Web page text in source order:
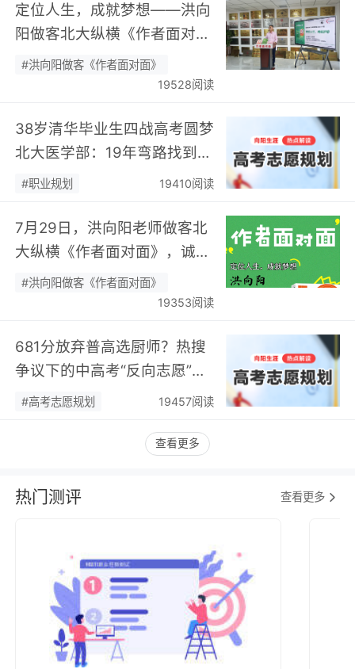
定位人生，成就梦想——洪向
阳做客北大纵横《作者面对
面》开展职业规划专题分享…
#洪向阳做客《作者面对面》
19528阅读
38岁清华毕业生四战高考圆梦
北大医学部：19年弯路找到终
身热爱，可幸又可惜！…
#职业规划 19410阅读
7月29日，洪向阳老师做客北
大纵横《作者面对面》，诚邀
您现场相聚！…
#洪向阳做客《作者面对面》
19353阅读
681分放弃普高选厨师？热搜
争议下的中高考“反向志愿”
潮，藏着职业规划新逻辑…
#高考志愿规划 19457阅读
查看更多
热门测评 查看更多